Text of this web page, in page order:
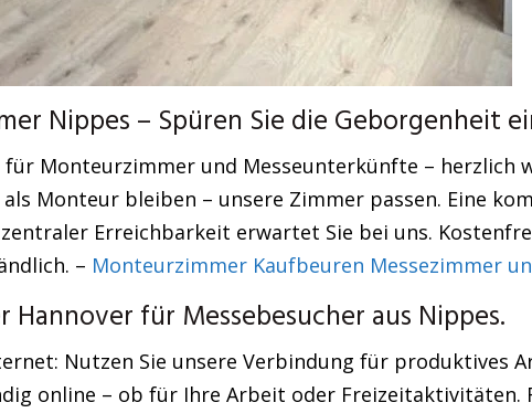
Nippes – Spüren Sie die Geborgenheit
für Monteurzimmer und Messeunterkünfte – herzlich
Monteur bleiben – unsere Zimmer passen. Eine
Erreichbarkeit erwartet Sie bei uns.
– Monteurzimmer Kaufbeuren Messezimmer
Hannover für Messebesucher aus Nippes.
Nutzen Sie unsere Verbindung für produktives
online – ob für Ihre Arbeit oder Freizeitaktivitäten.